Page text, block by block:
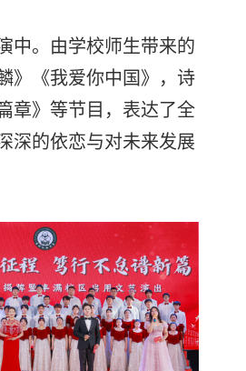
。由学校师生带来的
》《我爱你中国》，诗
章》等节目，表达了全
深的依恋与对未来发展